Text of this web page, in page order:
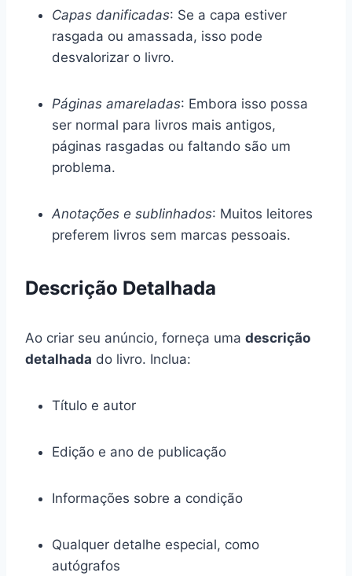
Capas danificadas: Se a capa estiver
rasgada ou amassada, isso pode
desvalorizar o livro.
Páginas amareladas: Embora isso possa
ser normal para livros mais antigos,
páginas rasgadas ou faltando são um
problema.
Anotações e sublinhados: Muitos leitores
preferem livros sem marcas pessoais.
Descrição Detalhada
Ao criar seu anúncio, forneça uma descrição
detalhada do livro. Inclua:
Título e autor
Edição e ano de publicação
Informações sobre a condição
Qualquer detalhe especial, como
autógrafos